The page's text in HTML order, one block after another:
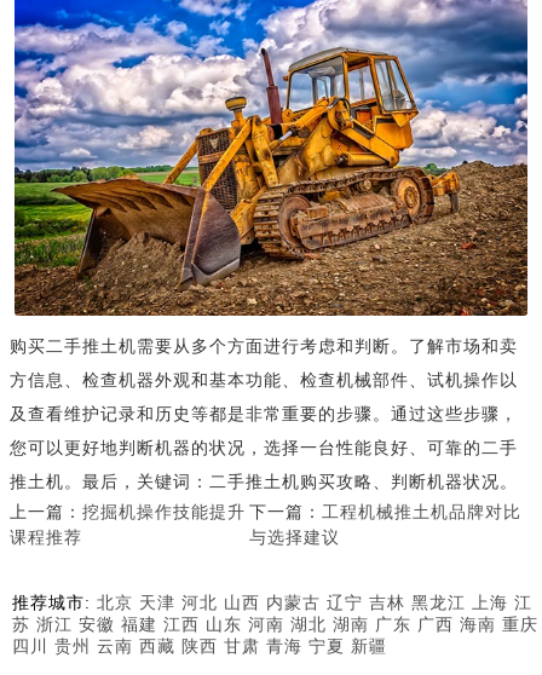
购买二手推土机需要从多个方面进行考虑和判断。了解市场和卖
方信息、检查机器外观和基本功能、检查机械部件、试机操作以
及查看维护记录和历史等都是非常重要的步骤。通过这些步骤，
您可以更好地判断机器的状况，选择一台性能良好、可靠的二手
推土机。最后，关键词：二手推土机购买攻略、判断机器状况。
上一篇： 挖掘机操作技能提升
课程推荐
下一篇： 工程机械推土机品牌对比
与选择建议
推荐城市: 北京 天津 河北 山西 内蒙古 辽宁 吉林 黑龙江 上海 江
苏 浙江 安徽 福建 江西 山东 河南 湖北 湖南 广东 广西 海南 重庆
四川
贵州 云南 西藏 陕西 甘肃 青海 宁夏 新疆